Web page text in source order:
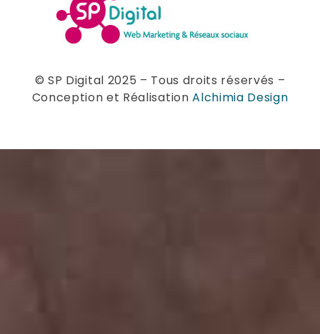
© SP Digital 2025 – Tous droits réservés –
Conception et RéalisationAlchimia Design